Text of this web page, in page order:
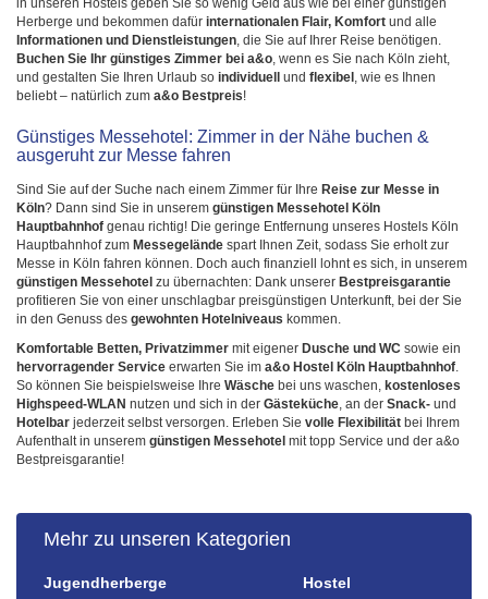
in unseren Hostels geben Sie so wenig Geld aus wie bei einer günstigen
Herberge und bekommen dafür internationalen Flair, Komfort und alle
Informationen und Dienstleistungen, die Sie auf Ihrer Reise benötigen.
Buchen Sie Ihr günstiges Zimmer bei a&o, wenn es Sie nach Köln zieht,
und gestalten Sie Ihren Urlaub so individuell und flexibel, wie es Ihnen
beliebt – natürlich zum a&o Bestpreis!
Günstiges Messehotel: Zimmer in der Nähe buchen &
ausgeruht zur Messe fahren
Sind Sie auf der Suche nach einem Zimmer für Ihre Reise zur Messe in
Köln? Dann sind Sie in unserem günstigen Messehotel Köln
Hauptbahnhof genau richtig! Die geringe Entfernung unseres Hostels Köln
Hauptbahnhof zum Messegelände spart Ihnen Zeit, sodass Sie erholt zur
Messe in Köln fahren können. Doch auch finanziell lohnt es sich, in unserem
günstigen Messehotel zu übernachten: Dank unserer Bestpreisgarantie
profitieren Sie von einer unschlagbar preisgünstigen Unterkunft, bei der Sie
in den Genuss des gewohnten Hotelniveaus kommen.
Komfortable Betten, Privatzimmer mit eigener Dusche und WC sowie ein
hervorragender Service erwarten Sie im a&o Hostel Köln Hauptbahnhof.
So können Sie beispielsweise Ihre Wäsche bei uns waschen, kostenloses
Highspeed-WLAN nutzen und sich in der Gästeküche, an der Snack- und
Hotelbar jederzeit selbst versorgen. Erleben Sie volle Flexibilität bei Ihrem
Aufenthalt in unserem günstigen Messehotel mit topp Service und der a&o
Bestpreisgarantie!
Mehr zu unseren Kategorien
Jugendherberge
Hostel